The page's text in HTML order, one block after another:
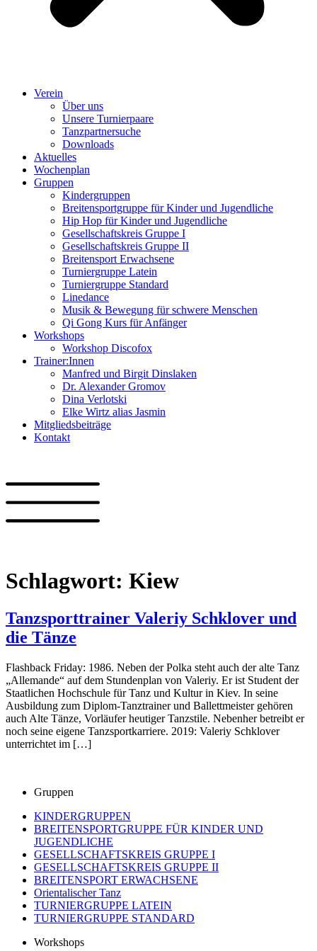
Verein
Über uns
Unsere Turnierpaare
Tanzpartnersuche
Downloads
Aktuelles
Wochenplan
Gruppen
Kindergruppen
Breitensportgruppe für Kinder und Jugendliche
Hip Hop für Kinder und Jugendliche​
Gesellschaftskreis Gruppe I
Gesellschaftskreis Gruppe II
Breitensport Erwachsene
Turniergruppe Latein
Turniergruppe Standard
Linedance
Musik & Bewegung für schwere Menschen​
Qi Gong Kurs für Anfänger
Workshops
Workshop Discofox
Trainer:Innen
Manfred und Birgit Dinslaken
Dr. Alexander Gromov
Dina Verlotski
Elke Wirtz alias Jasmin
Mitgliedsbeiträge
Kontakt
Schlagwort: Kiew
Tanzsporttrainer Valeriy Schklover und
die Tänze
Flashback Friday: 1986. Neben der Polka steht auch der alte Tanz
„Allemande“ auf dem Stundenplan von Valeriy. Er ist Student der
Staatlichen Hochschule für Tanz und Kultur in Kiev. In seine
Ausbildung zum Diplom-Tanztrainer und Ballettmeister gehören
auch Alte Tänze, Vorläufer heutiger Tanzstile. Nebenher betreibt er
noch seine eigene Tanzsportkarriere. 2019: Valeriy Schklover
unterrichtet im […]
Gruppen
KINDERGRUPPEN
BREITENSPORTGRUPPE FÜR KINDER UND
JUGENDLICHE
GESELLSCHAFTSKREIS GRUPPE I
GESELLSCHAFTSKREIS GRUPPE II
BREITENSPORT ERWACHSENE
Orientalischer Tanz
TURNIERGRUPPE LATEIN
TURNIERGRUPPE STANDARD
Workshops